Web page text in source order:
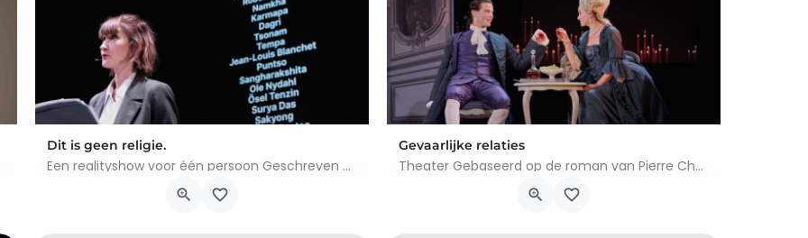
Dit is geen religie.
Een realityshow voor één persoon Geschreven en uitgevoerd door Élodie Emery Hoe word je…
Cours Paul-Henri Spaak, Woluwe-Saint-Lambert
Gevaarlijke relaties
Theater Gebaseerd op de roman van Pierre Choderlos de Laclos MOLIÈRES AWARDS 2025 Beste Actrice /…
Cours Paul-Henri Spaak, Woluwe-Saint-Lambert